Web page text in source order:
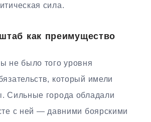
сила.
как преимущество
не было того уровня
который имели
Сильные города обладали
с ней — давними боярскими